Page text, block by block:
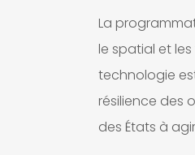
La
le spatial et
technologie
résilience des
des États à